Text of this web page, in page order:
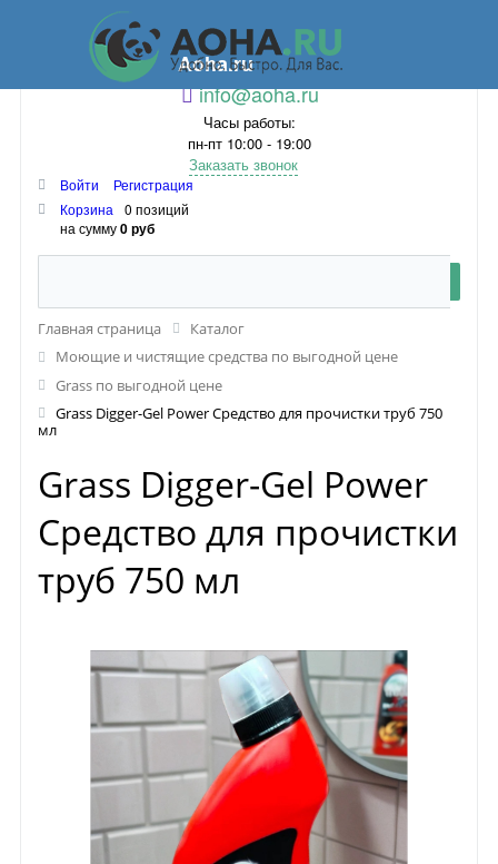
Aoha.ru
info@aoha.ru
Часы работы:
пн-пт 10:00 - 19:00
Заказать звонок
Войти
Регистрация
Корзина
0 позиций
на сумму0 руб
Главная страница
Каталог
Моющие и чистящие средства по выгодной цене
Grass по выгодной цене
Grass Digger-Gel Power Средство для прочистки труб 750
мл
Grass Digger-Gel Power
Средство для прочистки
труб 750 мл